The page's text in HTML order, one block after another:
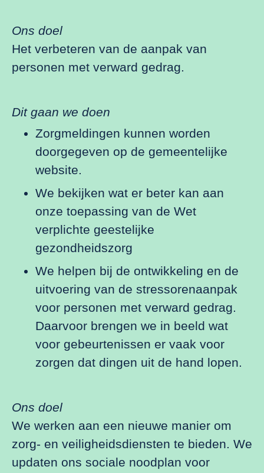
Ons doel
Het verbeteren van de aanpak van
personen met verward gedrag.
Dit gaan we doen
Zorgmeldingen kunnen worden
doorgegeven op de gemeentelijke
website.
We bekijken wat er beter kan aan
onze toepassing van de Wet
verplichte geestelijke
gezondheidszorg
We helpen bij de ontwikkeling en de
uitvoering van de stressorenaanpak
voor personen met verward gedrag.
Daarvoor brengen we in beeld wat
voor gebeurtenissen er vaak voor
zorgen dat dingen uit de hand lopen.
Ons doel
We werken aan een nieuwe manier om
zorg- en veiligheidsdiensten te bieden. We
updaten ons sociale noodplan voor